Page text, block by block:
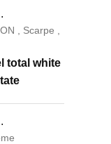
Scarpe
total white